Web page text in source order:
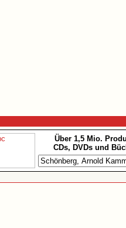
Über 1,5 Mio.
CDs, DVDs und